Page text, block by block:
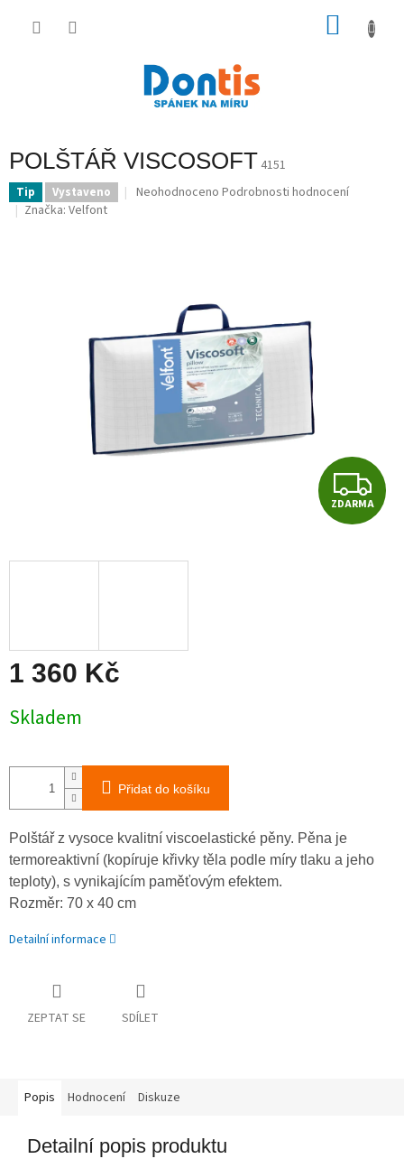
POLŠTÁŘ VISCOSOFT 4151
Tip Vystaveno
Průměrné
hvězdiček.
Neohodnoceno Podrobnosti hodnocení
Značka: Velfont
Z
D
ZDARMA
1 360 Kč
cena:
Skladem
Přidat do košíku
Polštář z vysoce kvalitní viscoelastické pěny. Pěna je
termoreaktivní (kopíruje křivky těla podle míry tlaku a jeho
teploty), s vynikajícím paměťovým efektem.
Rozměr: 70 x 40 cm
Detailní informace
ZEPTAT SE SDÍLET
Popis Hodnocení Diskuze
Detailní popis produktu